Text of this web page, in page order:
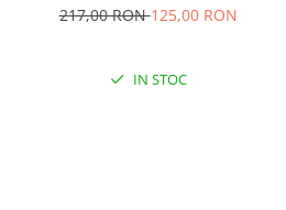
217,00 RON125,00 RON
IN STOC